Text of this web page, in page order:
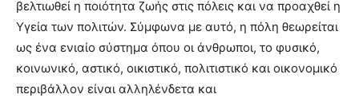
βελτιωθεί η ποιότητα ζωής στις πόλεις και να προαχθεί η
Υγεία των πολιτών. Σύμφωνα με αυτό, η πόλη θεωρείται
ως ένα ενιαίο σύστημα όπου οι άνθρωποι, το φυσικό,
κοινωνικό, αστικό, οικιστικό, πολιτιστικό και οικονομικό
περιβάλλον είναι αλληλένδετα και